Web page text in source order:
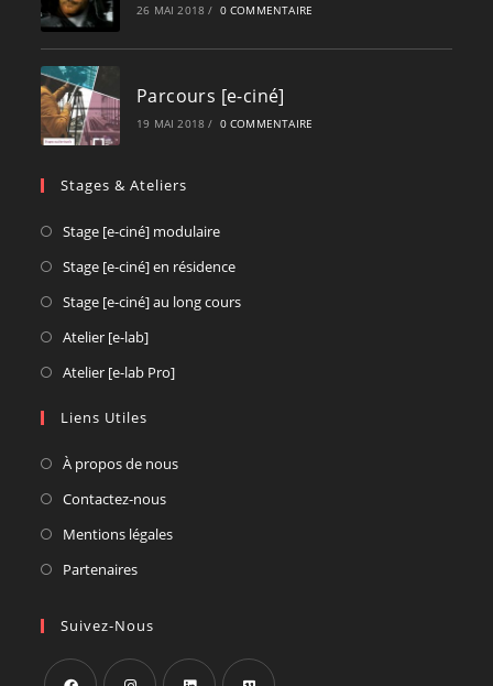
26 MAI 2018 / 0 COMMENTAIRE
Parcours [e-ciné]
19 MAI 2018 / 0 COMMENTAIRE
Stages & Ateliers
Stage [e-ciné] modulaireOpens
new
Stage [e-ciné] en résidenceOpens
Stage [e-ciné] au long coursOpens
Atelier [e-lab]Opens
Atelier [e-lab Pro]Opens
Liens Utiles
À propos de nous
Contactez-nous
Mentions légales
Partenaires
Suivez-Nous